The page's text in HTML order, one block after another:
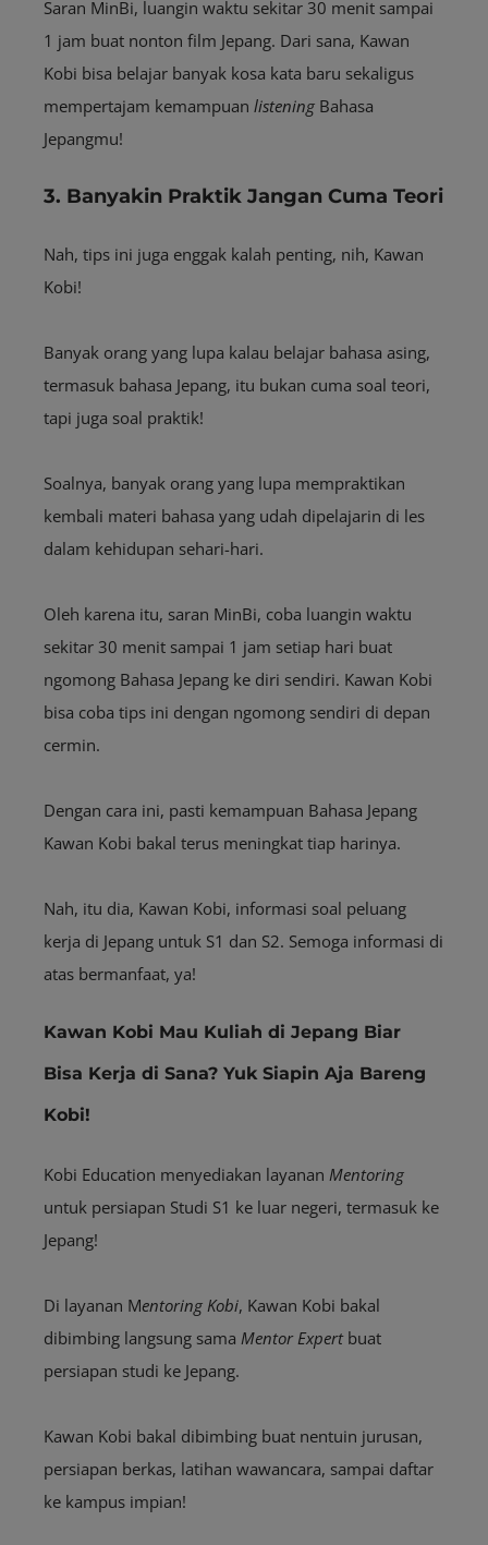
Saran MinBi, luangin waktu sekitar 30 menit sampai
1 jam buat nonton film Jepang. Dari sana, Kawan
Kobi bisa belajar banyak kosa kata baru sekaligus
mempertajam kemampuan listening Bahasa
Jepangmu!
3. Banyakin Praktik Jangan Cuma Teori
Nah, tips ini juga enggak kalah penting, nih, Kawan
Kobi!
Banyak orang yang lupa kalau belajar bahasa asing,
termasuk bahasa Jepang, itu bukan cuma soal teori,
tapi juga soal praktik!
Soalnya, banyak orang yang lupa mempraktikan
kembali materi bahasa yang udah dipelajarin di les
dalam kehidupan sehari-hari.
Oleh karena itu, saran MinBi, coba luangin waktu
sekitar 30 menit sampai 1 jam setiap hari buat
ngomong Bahasa Jepang ke diri sendiri. Kawan Kobi
bisa coba tips ini dengan ngomong sendiri di depan
cermin.
Dengan cara ini, pasti kemampuan Bahasa Jepang
Kawan Kobi bakal terus meningkat tiap harinya.
Nah, itu dia, Kawan Kobi, informasi soal peluang
kerja di Jepang untuk S1 dan S2. Semoga informasi di
atas bermanfaat, ya!
Kawan Kobi Mau Kuliah di Jepang Biar
Bisa Kerja di Sana? Yuk Siapin Aja Bareng
Kobi!
Kobi Education menyediakan layanan Mentoring
untuk persiapan Studi S1 ke luar negeri, termasuk ke
Jepang!
Di layanan Mentoring Kobi, Kawan Kobi bakal
dibimbing langsung sama Mentor Expertbuat
persiapan studi ke Jepang.
Kawan Kobi bakal dibimbing buat nentuin jurusan,
persiapan berkas, latihan wawancara, sampai daftar
ke kampus impian!